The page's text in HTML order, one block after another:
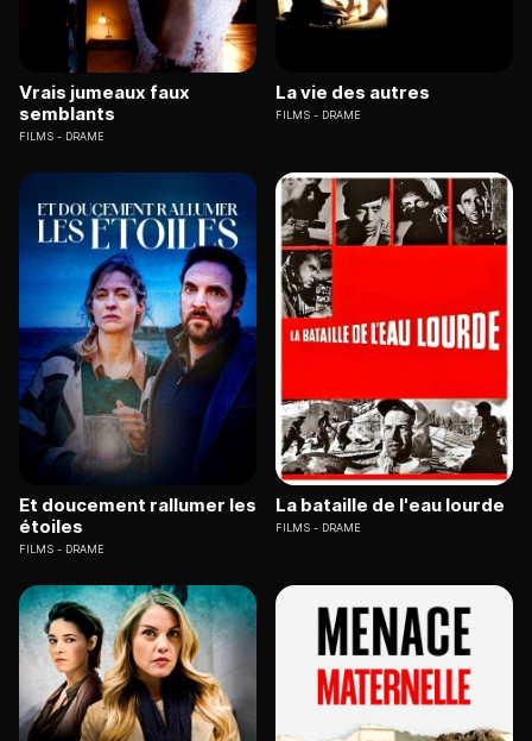
Vrais jumeaux faux
semblants
FILMS DRAME
La vie des autres
FILMS DRAME
Et doucement rallumer les
étoiles
FILMS DRAME
La bataille de l'eau lourde
FILMS DRAME